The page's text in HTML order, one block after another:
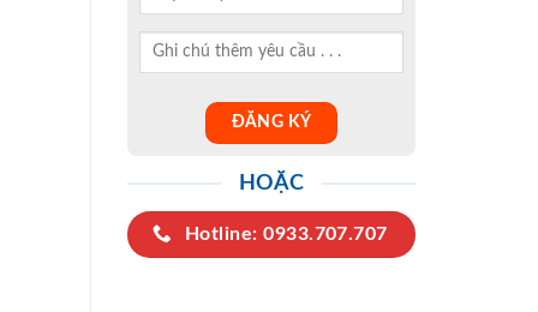
HOẶC
Hotline: 0933.707.707